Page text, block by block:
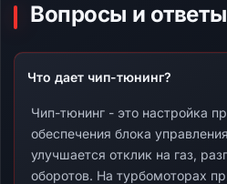
Вопросы и ответы
Что дает чип-тюнинг?
Чип-тюнинг - это настройка
обеспечения блока
улучшается отклик на газ,
оборотов. На турбомоторах